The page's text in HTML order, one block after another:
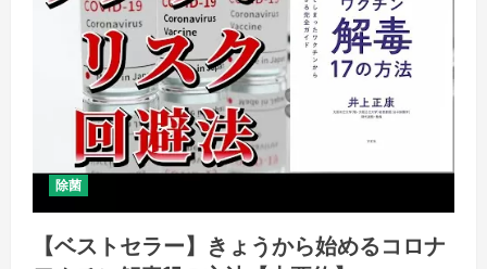
除菌
【ベストセラー】きょうから始めるコロナ